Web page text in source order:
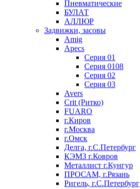
Пневматические
БУЛАТ
АЛЛЮР
Задвижки, засовы
Amig
Apecs
Серия 01
Серия 0108
Серия 02
Серия 03
Avers
Crit (Ритко)
FUARO
г.Киров
г.Москва
г.Омск
Делга, г.С.Петербург
КЭМЗ г.Ковров
Металлист г.Кунгур
ПРОСАМ, г.Рязань
Ригель, г.С.Петербург